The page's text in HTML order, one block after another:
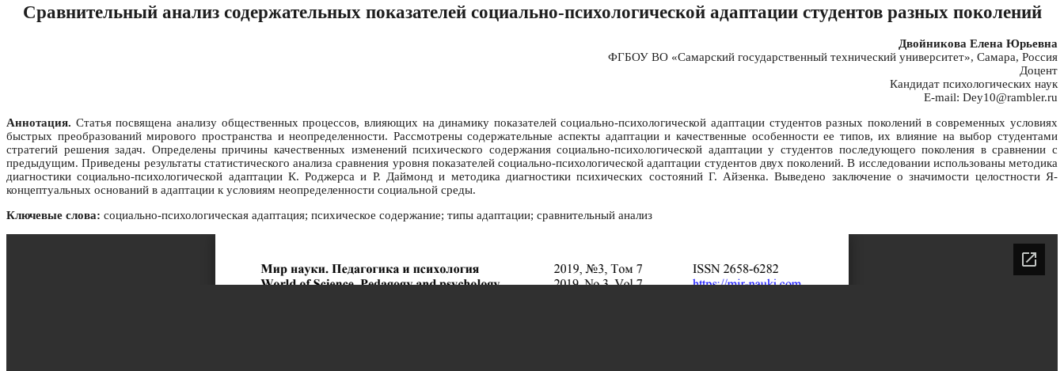
Сравнительный анализ содержательных показателей социально-психологической адаптации студентов разных поколений
Двойникова Елена Юрьевна
ФГБОУ ВО «Самарский государственный технический университет», Самара, Россия
Доцент
Кандидат психологических наук
E-mail: Dey10@rambler.ru
Аннотация. Статья посвящена анализу общественных процессов, влияющих на динамику показателей социально-психологической адаптации студентов разных поколений в современных условиях
быстрых преобразований мирового пространства и неопределенности. Рассмотрены содержательные аспекты адаптации и качественные особенности ее типов, их влияние на выбор студентами
стратегий решения задач. Определены причины качественных изменений психического содержания социально-психологической адаптации у студентов последующего поколения в сравнении с
предыдущим. Приведены результаты статистического анализа сравнения уровня показателей социально-психологической адаптации студентов двух поколений. В исследовании использованы методика
диагностики социально-психологической адаптации К. Роджерса и Р. Даймонд и методика диагностики психических состояний Г. Айзенка. Выведено заключение о значимости целостности Я-
концептуальных оснований в адаптации к условиям неопределенности социальной среды.
Ключевые слова: социально-психологическая адаптация; психическое содержание; типы адаптации; сравнительный анализ